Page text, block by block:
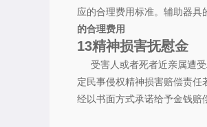
应的合理费用标准。辅助器具
的合理费用
13精神损害抚慰金
受害人或者死者近亲属遭受
定民事侵权精神损害赔偿责
经以书面方式承诺给予金钱赔